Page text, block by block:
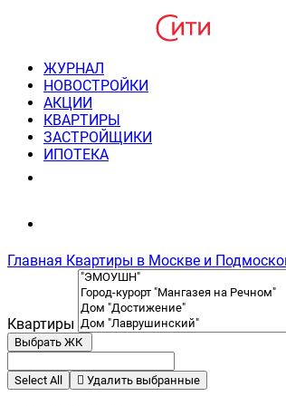
ЖУРНАЛ
НОВОСТРОЙКИ
АКЦИИ
КВАРТИРЫ
ЗАСТРОЙЩИКИ
ИПОТЕКА
Главная Квартиры в Москве и
Квартиры
Выбрать ЖК
Select All Удалить выбранные